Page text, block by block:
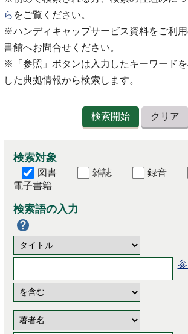
ら をご覧ください。
※ハンディキャップサービス資料をご利
書館へお問合せください。
※「参照」ボタンは入力したキーワード
した典拠情報から検索します。
検索対象
図書 雑誌 録音
電子書籍
検索語の入力